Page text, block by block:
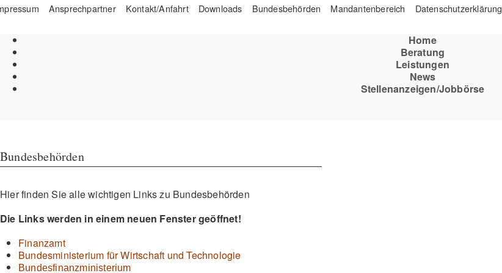
Ansprechpartner Kontakt/Anfahrt Downloads Bundesbehörden Mandantenbereich Datenschutzerklärung
Home
Beratung
Leistungen
News
Stellenanzeigen/Jobbörse
Bundesbehörden
Hier finden Sie alle wichtigen Links zu Bundesbehörden
Die Links werden in einem neuen Fenster geöffnet!
Finanzamt
Bundesministerium für Wirtschaft und Technologie
Bundesfinanzministerium